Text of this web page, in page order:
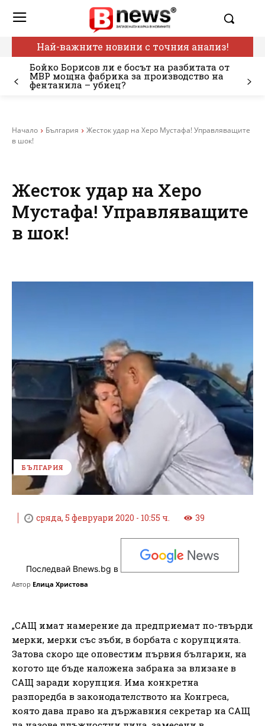
Най-важните новини с точния анализ!
Бойко Борисов ли е босът на разбитата от
МВР мощна фабрика за производство на
фентанила – убиец?
Начало България
Жесток удар на Херо Мустафа! Управляващите
в шок!
Жесток удар на Херо
Мустафа! Управляващите
в шок!
БЪЛГАРИЯ
сряда, 5 февруари 2020 - 10:55 ч. 39
Последвай Bnews.bg в
Автор Елица Христова
„САЩ имат намерение да предприемат по-твърди
мерки, мерки със зъби, в борбата с корупцията.
Затова скоро ще оповестим първия българин, на
когото ще бъде наложена забрана за влизане в
САЩ заради корупция. Има конкретна
разпоредба в законодателството на Конгреса,
която дава право на държавния секретар на САЩ